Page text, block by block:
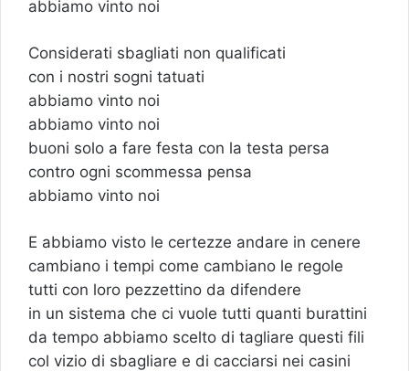
abbiamo vinto noi
Considerati sbagliati non qualificati
con i nostri sogni tatuati
abbiamo vinto noi
abbiamo vinto noi
buoni solo a fare festa con la testa persa
contro ogni scommessa pensa
abbiamo vinto noi
E abbiamo visto le certezze andare in cenere
cambiano i tempi come cambiano le regole
tutti con loro pezzettino da difendere
in un sistema che ci vuole tutti quanti burattini
da tempo abbiamo scelto di tagliare questi fili
col vizio di sbagliare e di cacciarsi nei casini